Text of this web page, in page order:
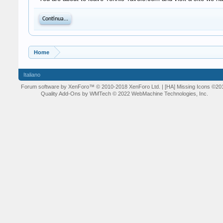
Continua...
Home
Italiano
Forum software by XenForo™ © 2010-2018 XenForo Ltd. | [HA] Missing Icons
Quality Add-Ons by WMTech © 2022 WebMachine Technologies, Inc.